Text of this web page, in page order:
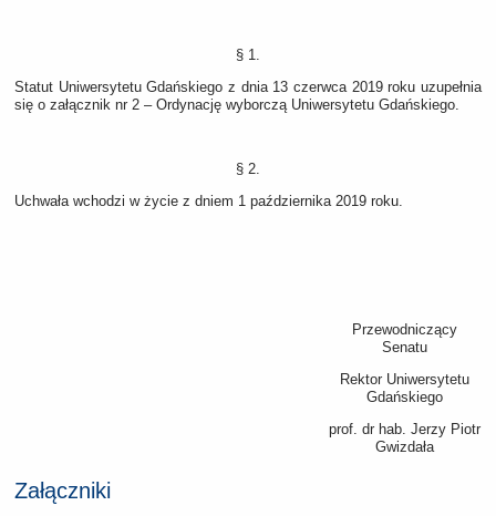
§ 1.
Statut Uniwersytetu Gdańskiego z dnia 13 czerwca 2019 roku uzupełnia
się o załącznik nr 2 – Ordynację wyborczą Uniwersytetu Gdańskiego.
§ 2.
Uchwała wchodzi w życie z dniem 1 października 2019 roku.
Przewodniczący
Senatu
Rektor Uniwersytetu
Gdańskiego
prof. dr hab. Jerzy Piotr
Gwizdała
Załączniki